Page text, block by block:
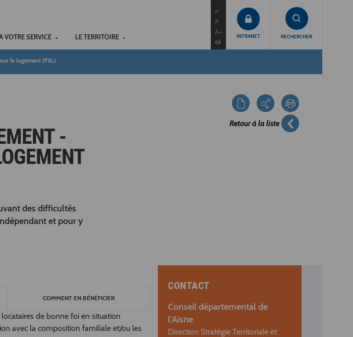
VOTRE SERVICE LE TERRITOIRE
A-
A
A+ INTRANET RECHERCHER
le logement (FSL)
Retour à la liste
-
des difficultés
et pour y
COMMENT EN BÉNÉFICIER
de bonne foi en situation
avec la composition familiale et/ou les
CONTACT
Conseil départemental de
l’Aisne
Direction Stratégie Territoriale et